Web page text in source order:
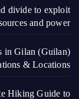
divide to exploit
and power
in Gilan (Guilan)
& Locations
Hiking Guide to